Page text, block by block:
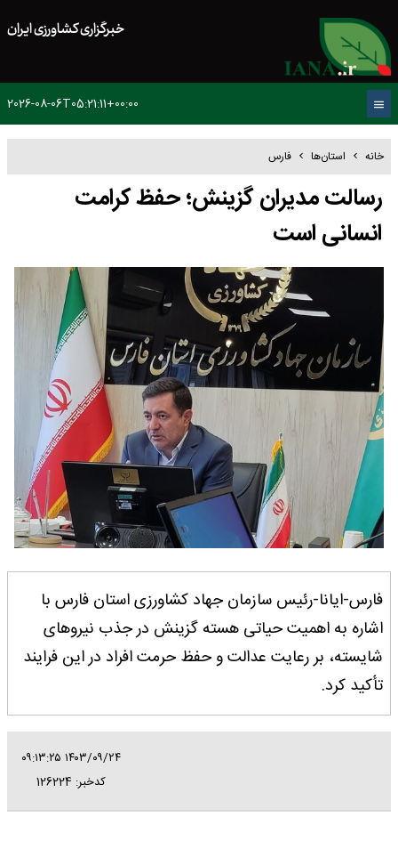
خبرگزاری کشاورزی ایران
2026-08-06T05:21:11+00:00
خانه استان‌ها فارس
رسالت مدیران گزینش؛ حفظ کرامت
انسانی است
فارس-ایانا-رئیس سازمان جهاد کشاورزی استان فارس با
اشاره به اهمیت حیاتی هسته گزینش در جذب نیروهای
شایسته، بر رعایت عدالت و حفظ حرمت افراد در این فرایند
تأکید کرد.
۱۴۰۳/۰۹/۲۴ ۰۹:۱۳:۲۵
کدخبر: 126224